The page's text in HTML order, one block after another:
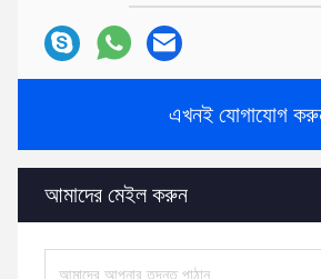
এখনই যোগাযোগ
আমাদের মেইল ​​করুন